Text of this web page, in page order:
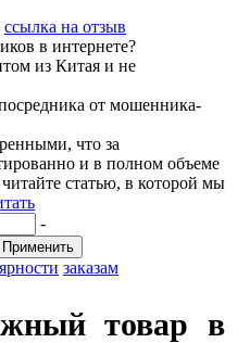
ссылка на отзыв
в интернете?
из Китая и не
от мошенника-
что за
и в полном объеме
статью, в которой мы
заказам
-
Применить
товар в